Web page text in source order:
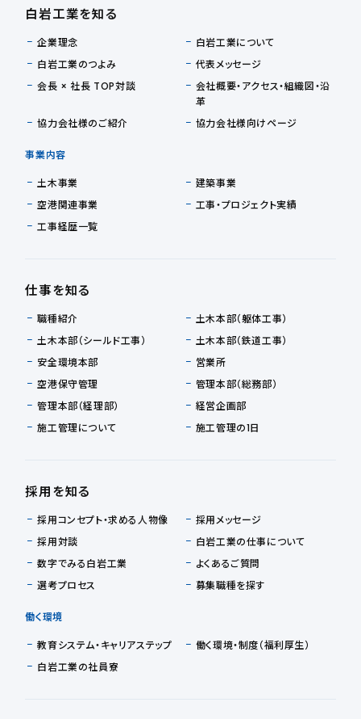
白岩工業を知る
企業理念
白岩工業について
白岩工業のつよみ
代表メッセージ
会長 × 社長 TOP対談
会社概要・アクセス・組織図・沿
革
協力会社様のご紹介
協力会社様向けページ
事業内容
土木事業
建築事業
空港関連事業
工事・プロジェクト実績
工事経歴一覧
仕事を知る
職種紹介
土木本部（躯体工事）
土木本部（シールド工事）
土木本部（鉄道工事）
安全環境本部
営業所
空港保守管理
管理本部（総務部）
管理本部（経理部）
経営企画部
施工管理について
施工管理の1日
採用を知る
採用コンセプト・求める人物像
採用メッセージ
採用対談
白岩工業の仕事について
数字でみる白岩工業
よくあるご質問
選考プロセス
募集職種を探す
働く環境
教育システム・キャリアステップ
働く環境・制度（福利厚生）
白岩工業の社員寮